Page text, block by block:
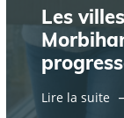
Les
Lire la suite